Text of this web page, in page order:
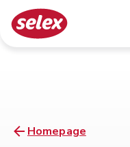
Homepage